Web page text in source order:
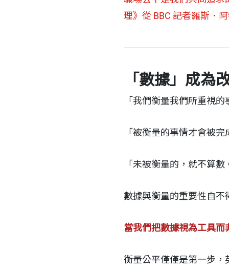
理》從 BBC 記者羅斯．
「數據」成為
「我們衡量我們所重視的
「被衡量的事情才會被完
「未被衡量的，就不算數
數據與衡量的重要性自
當我們把數據視為工具
衡量公平僅僅是第一步